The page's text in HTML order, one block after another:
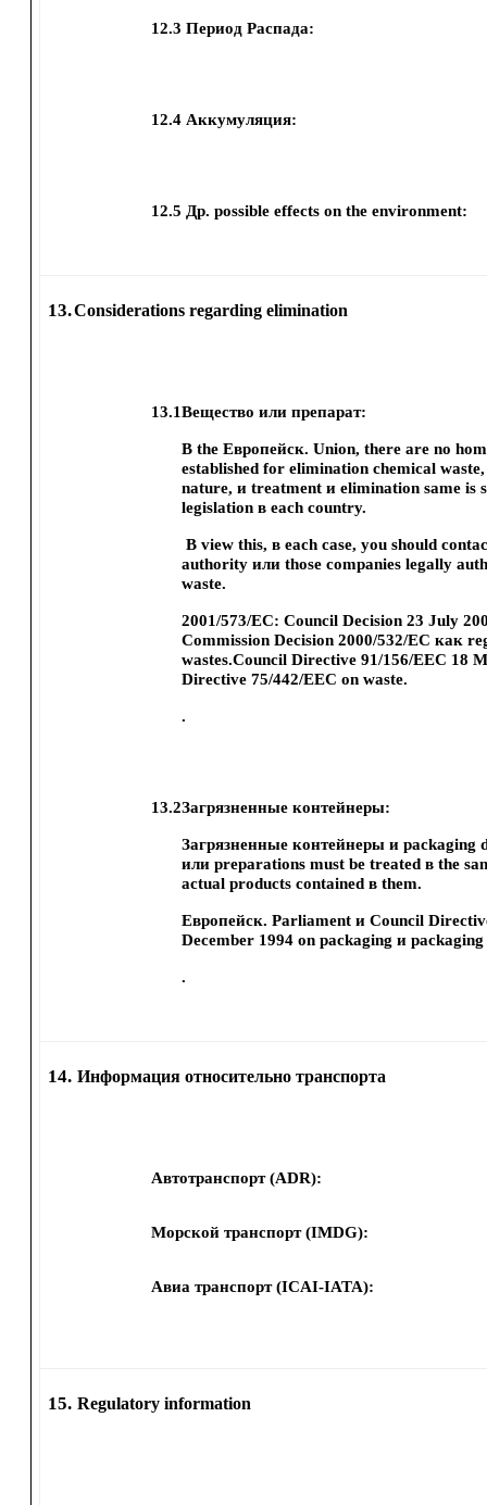
12.3 Период Распада:
12.4 Аккумуляция:
12.5 Др. possible effects on the environment:
13.Considerations regarding elimination
13.1Вещество или препарат:
В the Европейск. Union, there are no
established for elimination chemical
nature, и treatment и elimination same is
legislation в each country.
В view this, в each case, you should
authority или those companies legally
waste.
2001/573/EC: Council Decision 23 July
Commission Decision 2000/532/EC как
wastes.Council Directive 91/156/EEC 18
Directive 75/442/EEC on waste.
.
13.2Загрязненные контейнеры:
Загрязненные контейнеры и packaging
или preparations must be treated в the
actual products contained в them.
Европейск. Parliament и Council
December 1994 on packaging и packaging
.
14. Информация относительно транспорта
Автотранспорт (ADR):
Морской транспорт (IMDG):
Авиа транспорт (ICAI-IATA):
15. Regulatory information